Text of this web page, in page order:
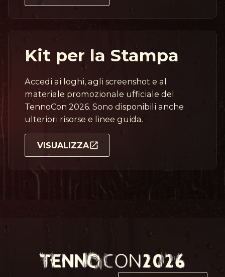
Kit per la Stampa
Accedi ai loghi, agli screenshot e al
materiale promozionale ufficiale del
TennoCon 2026. Sono disponibili anche
ulteriori risorse e linee guida.
VISUALIZZA